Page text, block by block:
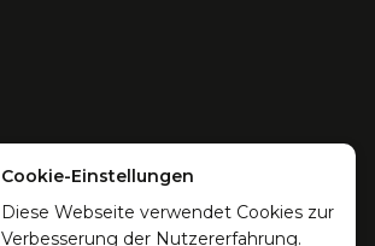
Cookie-Einstellungen
Diese Webseite verwendet Cookies zur
Verbesserung der Nutzererfahrung.